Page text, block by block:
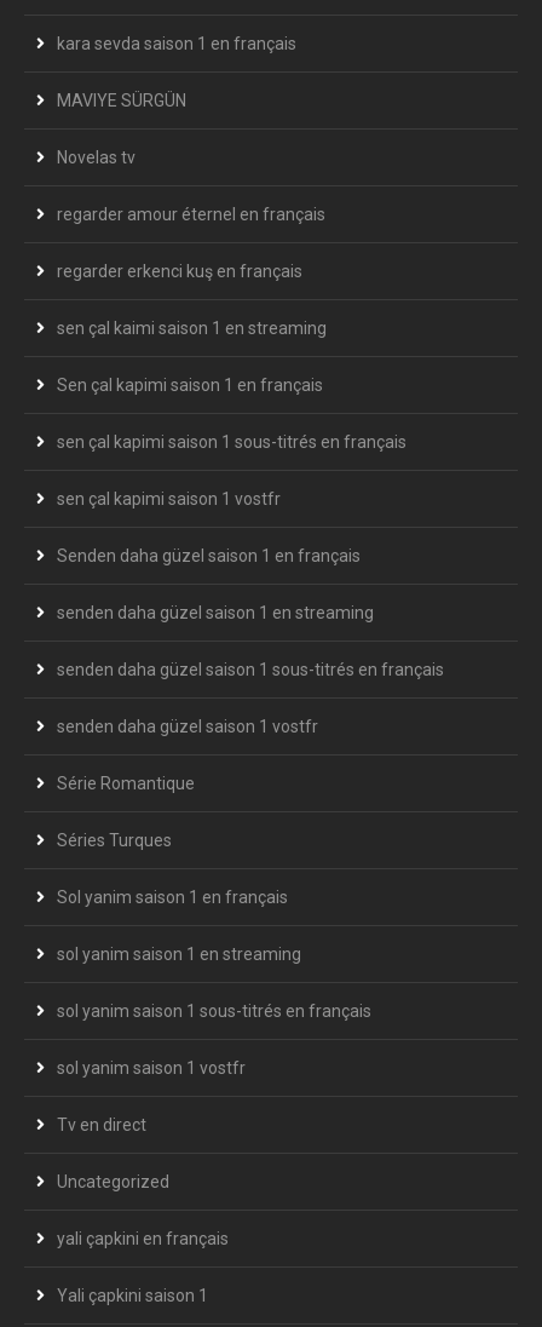
kara sevda saison 1 en français
MAVIYE SÜRGÜN
Novelas tv
regarder amour éternel en français
regarder erkenci kuş en français
sen çal kaimi saison 1 en streaming
Sen çal kapimi saison 1 en français
sen çal kapimi saison 1 sous-titrés en français
sen çal kapimi saison 1 vostfr
Senden daha güzel saison 1 en français
senden daha güzel saison 1 en streaming
senden daha güzel saison 1 sous-titrés en français
senden daha güzel saison 1 vostfr
Série Romantique
Séries Turques
Sol yanim saison 1 en français
sol yanim saison 1 en streaming
sol yanim saison 1 sous-titrés en français
sol yanim saison 1 vostfr
Tv en direct
Uncategorized
yali çapkini en français
Yali çapkini saison 1